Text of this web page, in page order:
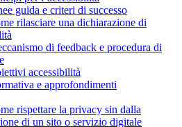
guida e criteri di successo
rilasciare una dichiarazione di
di feedback e procedura di
accessibilità
e approfondimenti
rispettare la privacy sin dalla
di un sito o servizio digitale